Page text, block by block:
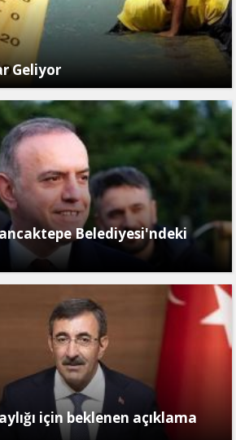
Geliyor
Belediyesi'ndeki
için beklenen açıklama